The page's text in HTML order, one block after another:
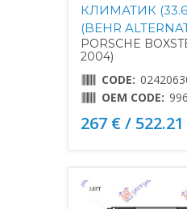
КЛИМАТИК
(BEHR
PORSCHE
2004)
CODE:
OEM CODE:
267 € /